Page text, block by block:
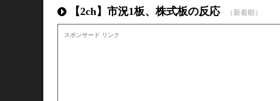
【2ch】市況1板、株式板の反応 （新着順）
スポンサード リンク